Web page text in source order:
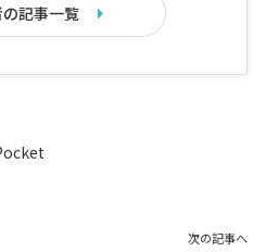
記事一覧
次の記事へ